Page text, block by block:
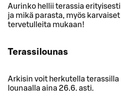
Aurinko hellii terassia
ja mikä parasta, myös
tervetulleita mukaan!
Terassilounas
Arkisin voit herkutella terassilla
lounaalla aina 26.6. asti.